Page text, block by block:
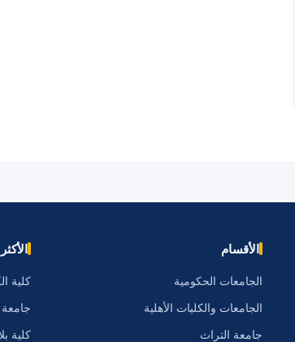
الأقسام
الجامعات الحكومية
الجامعات والكليات الأهلية
جامعة التراث
كلية
جامعة
كلية